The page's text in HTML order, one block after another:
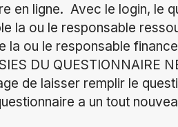
en ligne. Avec le login, le
la ou le responsable
la ou le responsable
DU QUESTIONNAIRE
de laisser remplir le
a un tout